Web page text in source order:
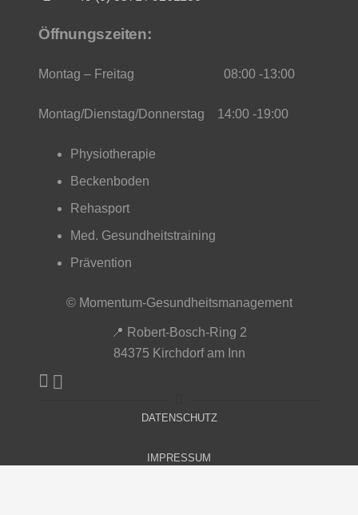
Öffnungszeiten:
Montag – Freitag 08:00 -13:00
Montag/Dienstag/Donnerstag 14:00 -19:00
Physiotherapie
Beckenboden
Rehasport
Med. Gesundheitstraining
Prävention
© Momentum-Gesundheitsmanagement
📍 Robert-Bosch-Ring 2
84375 Kirchdorf am Inn
DATENSCHUTZ
IMPRESSUM